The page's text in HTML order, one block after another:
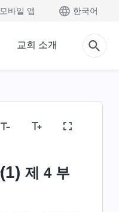
모바일 앱 한국어
교회 소개
제 4 부